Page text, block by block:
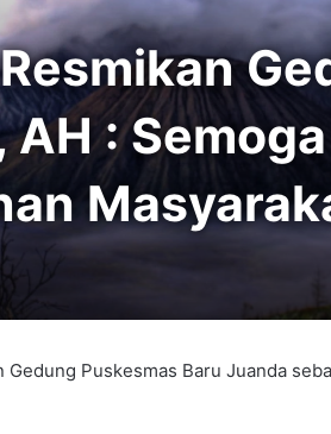
:
Puskesmas Baru Juanda